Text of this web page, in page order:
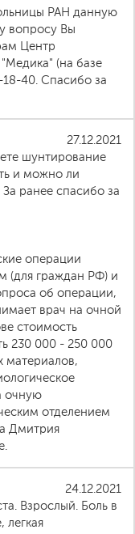
РАН данную
вопросу Вы
Центр
(на базе
40. Спасибо за
27.12.2021
шунтирование
и можно ли
ранее спасибо за
операции
(для граждан РФ) и
об операции,
врач на очной
стоимость
230 000 - 250 000
материалов,
очную
отделением
Дмитрия
24.12.2021
Взрослый. Боль в
легкая